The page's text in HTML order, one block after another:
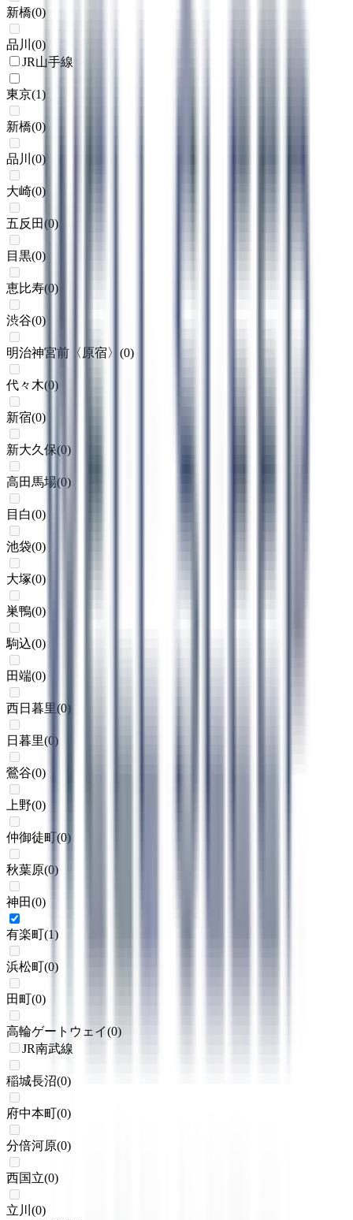
新橋(0)
品川 (0)
JR山手線
東京(1)
新橋(0)
品川 (0)
大崎(0)
五反田(0)
目黒(0)
恵比寿(0)
渋谷(0)
明治神宮前〈原宿〉 (0)
代々木(0)
新宿(0)
新大久保(0)
高田馬場(0)
目白(0)
池袋(0)
大塚(0)
巣鴨(0)
駒込(0)
田端(0)
西日暮里(0)
日暮里(0)
鶯谷(0)
上野(0)
仲御徒町(0)
秋葉原(0)
神田(0)
有楽町(1)
浜松町(0)
田町(0)
高輪ゲートウェイ(0)
JR南武線
稲城長沼(0)
府中本町(0)
分倍河原(0)
西国立(0)
立川 (0)